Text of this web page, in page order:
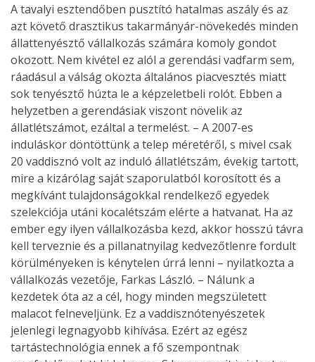
A tavalyi esztendőben pusztító hatalmas aszály és az
azt követő drasztikus takarmányár-növekedés minden
állattenyésztő vállalkozás számára komoly gondot
okozott. Nem kivétel ez alól a gerendási vadfarm sem,
ráadásul a válság okozta általános piacvesztés miatt
sok tenyésztő húzta le a képzeletbeli rolót. Ebben a
helyzetben a gerendásiak viszont növelik az
állatlétszámot, ezáltal a termelést. – A 2007-es
induláskor döntöttünk a telep méretéről, s mivel csak
20 vaddisznó volt az induló állatlétszám, évekig tartott,
mire a kizárólag saját szaporulatból korosított és a
megkívánt tulajdonságokkal rendelkező egyedek
szelekciója utáni kocalétszám elérte a hatvanat. Ha az
ember egy ilyen vállalkozásba kezd, akkor hosszú távra
kell terveznie és a pillanatnyilag kedvezőtlenre fordult
körülményeken is kénytelen úrrá lenni – nyilatkozta a
vállalkozás vezetője, Farkas László. – Nálunk a
kezdetek óta az a cél, hogy minden megszületett
malacot felneveljünk. Ez a vaddisznótenyészetek
jelenlegi legnagyobb kihívása. Ezért az egész
tartástechnológia ennek a fő szempontnak